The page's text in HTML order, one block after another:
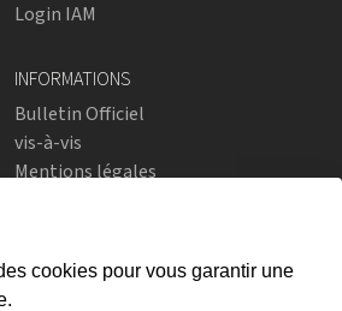
Login IAM
INFORMATIONS
Bulletin Officiel
vis-à-vis
Mentions légales